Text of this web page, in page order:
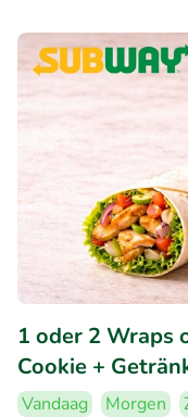
1 oder 2 Wraps
Cookie +
Vandaag Morgen